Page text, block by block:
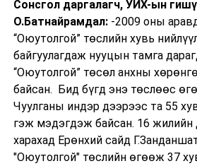
Сонсгол даргалагч, УИХ-ын
О.Батнайрамдал:-2009 оны
“Оюутолгой” төслийн хувь
байгуулагдаж нууцын тамга
“Оюутолгой” төсөл анхны
байсан. Бид бүгд энэ төслөөс
Чуулганы индэр дээрээс та 55
гэж мэдэгдэж байсан. 16 жилийн
харахад Ерөнхий сайд
"Оюутолгой" төслийн өгөөж 37